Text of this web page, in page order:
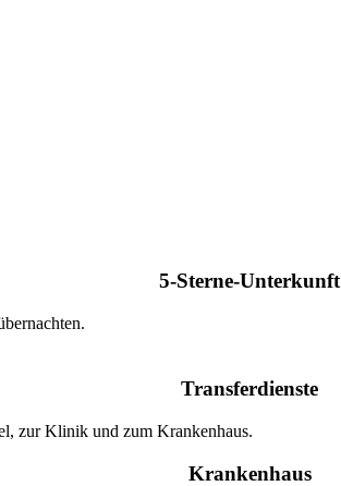
5-Sterne-Unterkunft
Transferdienste
zur Klinik und zum Krankenhaus.
Krankenhaus